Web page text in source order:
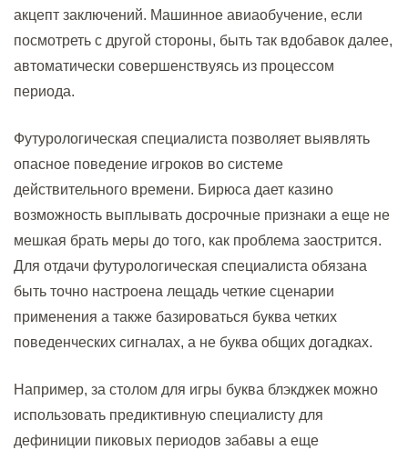
акцепт заключений. Машинное авиаобучение, если
посмотреть с другой стороны, быть так вдобавок далее,
автоматически совершенствуясь из процессом
периода.
Футурологическая специалиста позволяет выявлять
опасное поведение игроков во системе
действительного времени. Бирюса дает казино
возможность выплывать досрочные признаки а еще не
мешкая брать меры до того, как проблема заострится.
Для отдачи футурологическая специалиста обязана
быть точно настроена лещадь четкие сценарии
применения а также базироваться буква четких
поведенческих сигналах, а не буква общих догадках.
Например, за столом для игры буква блэкджек можно
использовать предиктивную специалисту для
дефиниции пиковых периодов забавы а еще